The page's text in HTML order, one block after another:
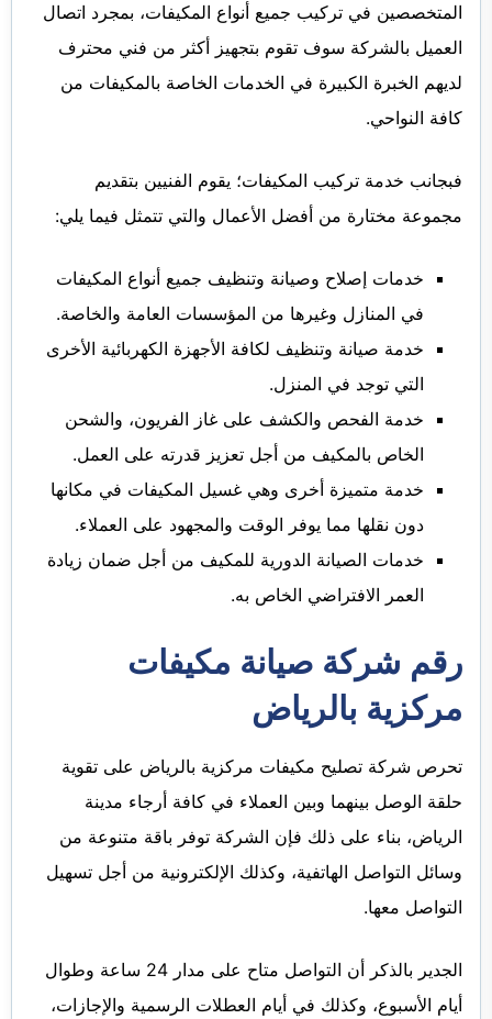
المتخصصين في تركيب جميع أنواع المكيفات، بمجرد اتصال
العميل بالشركة سوف تقوم بتجهيز أكثر من فني محترف
لديهم الخبرة الكبيرة في الخدمات الخاصة بالمكيفات من
كافة النواحي.
فبجانب خدمة تركيب المكيفات؛ يقوم الفنيين بتقديم
مجموعة مختارة من أفضل الأعمال والتي تتمثل فيما يلي:
خدمات إصلاح وصيانة وتنظيف جميع أنواع المكيفات
في المنازل وغيرها من المؤسسات العامة والخاصة.
خدمة صيانة وتنظيف لكافة الأجهزة الكهربائية الأخرى
التي توجد في المنزل.
خدمة الفحص والكشف على غاز الفريون، والشحن
الخاص بالمكيف من أجل تعزيز قدرته على العمل.
خدمة متميزة أخرى وهي غسيل المكيفات في مكانها
دون نقلها مما يوفر الوقت والمجهود على العملاء.
خدمات الصيانة الدورية للمكيف من أجل ضمان زيادة
العمر الافتراضي الخاص به.
رقم شركة صيانة مكيفات
مركزية بالرياض
تحرص شركة تصليح مكيفات مركزية بالرياض على تقوية
حلقة الوصل بينهما وبين العملاء في كافة أرجاء مدينة
الرياض، بناء على ذلك فإن الشركة توفر باقة متنوعة من
وسائل التواصل الهاتفية، وكذلك الإلكترونية من أجل تسهيل
التواصل معها.
الجدير بالذكر أن التواصل متاح على مدار 24 ساعة وطوال
أيام الأسبوع، وكذلك في أيام العطلات الرسمية والإجازات،